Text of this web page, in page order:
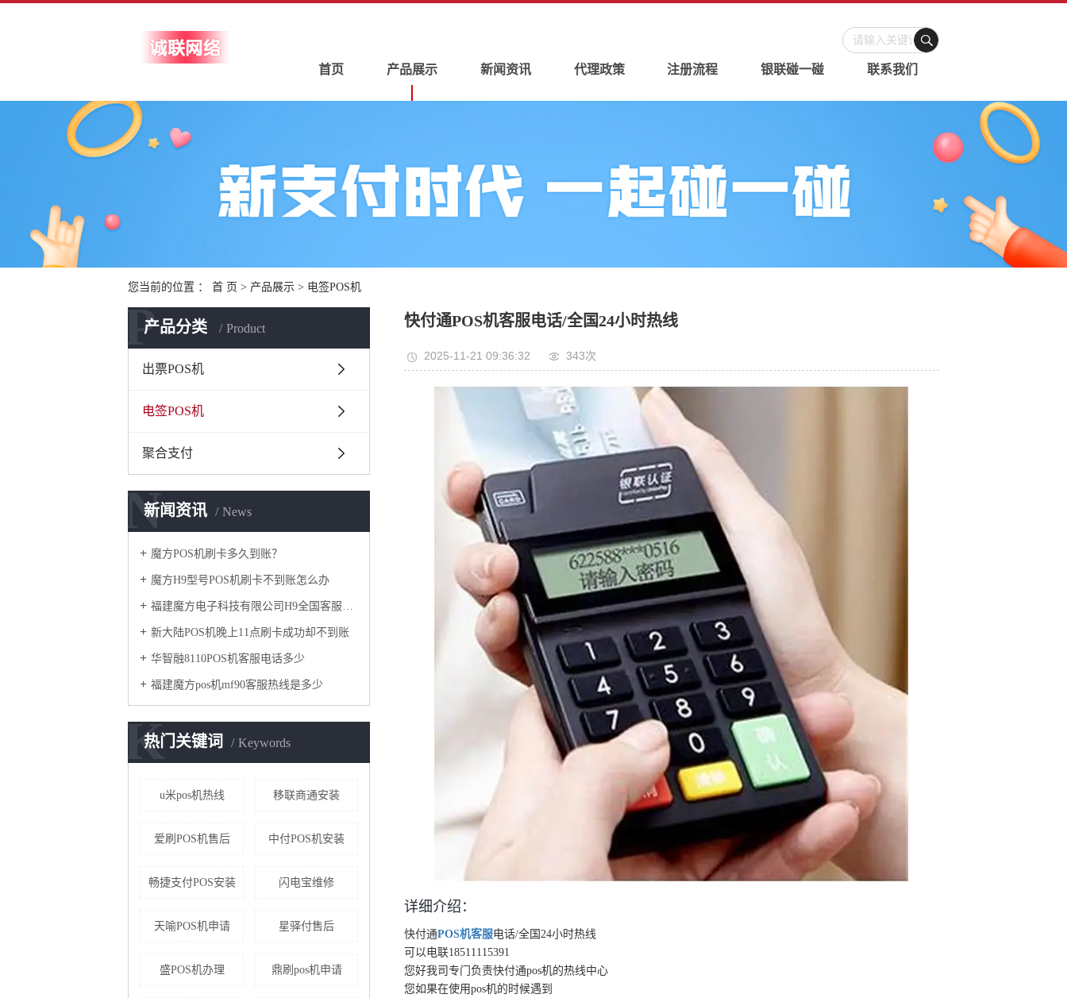
首页 产品展示 新闻资讯 代理政策 注册流程 银联碰一碰 联系我们
您当前的位置 ：首 页 > 产品展示 > 电签POS机
产品分类 Product
P
出票POS机
电签POS机
聚合支付
新闻资讯 News
N
魔方POS机刷卡多久到账？
魔方H9型号POS机刷卡不到账怎么办
福建魔方电子科技有限公司H9全国客服热线是多少
新大陆POS机晚上11点刷卡成功却不到账
华智融8110POS机客服电话多少
​福建魔方pos机mf90客服热线是多少
热门关键词 Keywords
K
u米pos机热线 移联商通安装
爱刷POS机售后 中付POS机安装
畅捷支付POS安装 闪电宝维修
天喻POS机申请 星驿付售后
盛POS机办理 鼎刷pos机申请
快付通POS机客服电话/全国24小时热线
2025-11-21 09:36:32 343次
详细介绍：
快付通POS机客服电话/全国24小时热线
可以电联18511115391
您好我司专门负责快付通pos机的热线中心
您如果在使用pos机的时候遇到